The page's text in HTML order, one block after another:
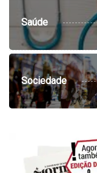
Saúde
Sociedade